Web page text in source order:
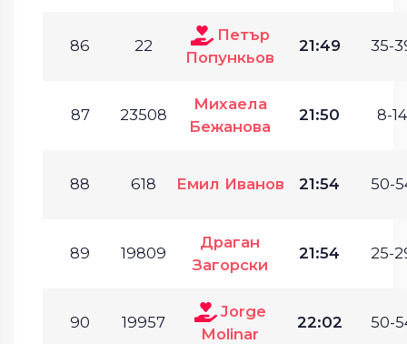
86 22
Петър
Попункьов
21:49 35-
87 23508
Михаела
Бежанова
21:50 8-
88 618 Емил Иванов 21:54 50-
89 19809
Драган
Загорски
21:54 25-
90 19957
Jorge
Molinar
22:02 50-